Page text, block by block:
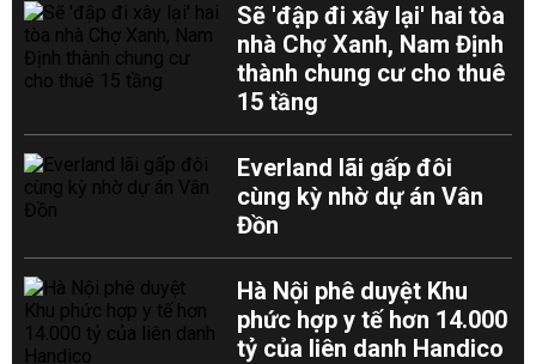
Sẽ 'đập đi xây lại' hai tòa
nhà Chợ Xanh, Nam Định
thành chung cư cho thuê
15 tầng
Everland lãi gấp đôi
cùng kỳ nhờ dự án Vân
Đồn
Hà Nội phê duyệt Khu
phức hợp y tế hơn 14.000
tỷ của liên danh Handico